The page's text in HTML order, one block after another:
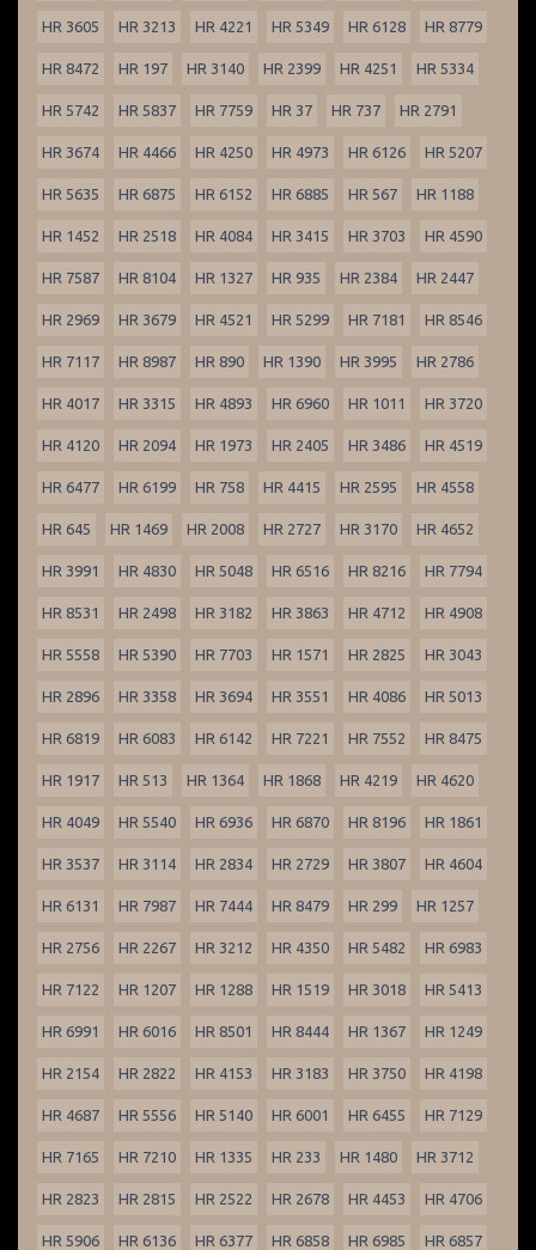
HR 3605 HR 3213 HR 4221 HR 5349 HR 6128 HR 8779
HR 8472 HR 197 HR 3140 HR 2399 HR 4251 HR 5334
HR 5742 HR 5837 HR 7759 HR 37 HR 737 HR 2791
HR 3674 HR 4466 HR 4250 HR 4973 HR 6126 HR 5207
HR 5635 HR 6875 HR 6152 HR 6885 HR 567 HR 1188
HR 1452 HR 2518 HR 4084 HR 3415 HR 3703 HR 4590
HR 7587 HR 8104 HR 1327 HR 935 HR 2384 HR 2447
HR 2969 HR 3679 HR 4521 HR 5299 HR 7181 HR 8546
HR 7117 HR 8987 HR 890 HR 1390 HR 3995 HR 2786
HR 4017 HR 3315 HR 4893 HR 6960 HR 1011 HR 3720
HR 4120 HR 2094 HR 1973 HR 2405 HR 3486 HR 4519
HR 6477 HR 6199 HR 758 HR 4415 HR 2595 HR 4558
HR 645 HR 1469 HR 2008 HR 2727 HR 3170 HR 4652
HR 3991 HR 4830 HR 5048 HR 6516 HR 8216 HR 7794
HR 8531 HR 2498 HR 3182 HR 3863 HR 4712 HR 4908
HR 5558 HR 5390 HR 7703 HR 1571 HR 2825 HR 3043
HR 2896 HR 3358 HR 3694 HR 3551 HR 4086 HR 5013
HR 6819 HR 6083 HR 6142 HR 7221 HR 7552 HR 8475
HR 1917 HR 513 HR 1364 HR 1868 HR 4219 HR 4620
HR 4049 HR 5540 HR 6936 HR 6870 HR 8196 HR 1861
HR 3537 HR 3114 HR 2834 HR 2729 HR 3807 HR 4604
HR 6131 HR 7987 HR 7444 HR 8479 HR 299 HR 1257
HR 2756 HR 2267 HR 3212 HR 4350 HR 5482 HR 6983
HR 7122 HR 1207 HR 1288 HR 1519 HR 3018 HR 5413
HR 6991 HR 6016 HR 8501 HR 8444 HR 1367 HR 1249
HR 2154 HR 2822 HR 4153 HR 3183 HR 3750 HR 4198
HR 4687 HR 5556 HR 5140 HR 6001 HR 6455 HR 7129
HR 7165 HR 7210 HR 1335 HR 233 HR 1480 HR 3712
HR 2823 HR 2815 HR 2522 HR 2678 HR 4453 HR 4706
HR 5906 HR 6136 HR 6377 HR 6858 HR 6985 HR 6857